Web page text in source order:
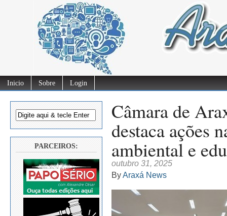
Inicio Sobre Login
PARCEIROS:
Câmara de
destaca ações
ambiental e
outubro 31, 2025
ByAraxá News